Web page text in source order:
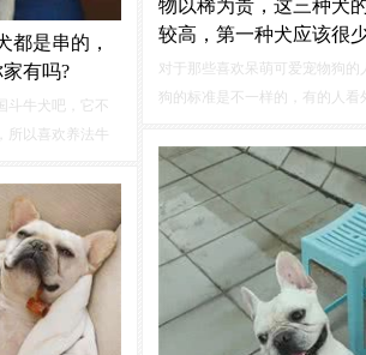
物以稀为贵，这三种犬
较高，第一种犬应该很
对于那些喜欢呆萌可爱宠物狗的
狗的标准是不一样的，有的人看
一条性格温顺、长得漂亮而且又
明的小狗。不过狗也有分贵的和
例如纯种的狗就会比混血的贵。
都是串的，
有吗?
斗牛犬吧，它不
所以喜欢养法牛
牛犬吧，其实
看看你有没有！